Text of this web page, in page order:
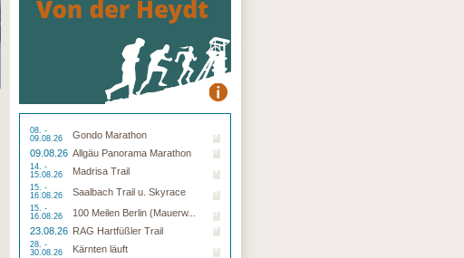
08. -
09.08.26
Gondo Marathon
09.08.26 Allgäu Panorama Marathon
14. -
15.08.26
Madrisa Trail
15. -
16.08.26
Saalbach Trail u. Skyrace
15. -
16.08.26
100 Meilen Berlin (Mauerw...
23.08.26 RAG Hartfüßler Trail
28. -
30.08.26
Kärnten läuft